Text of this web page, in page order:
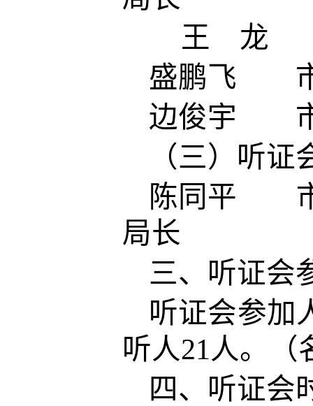
王 龙 市
盛鹏飞 市
边俊宇 市
（三）听证
陈同平 市
局长
三、听证会
听证会参加
听人21人。（
四、听证会